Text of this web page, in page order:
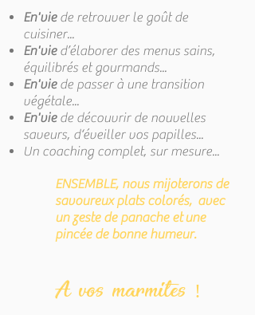
En'viede retrouver le goût de
cuisiner...
En'vied’élaborer des menus sains,
équilibrés et gourmands...
En'viede passer à une transition
végétale...
En'vie de découvrir de nouvelles
saveurs, d‘éveiller vos papilles...
Un coaching complet, sur mesure...
ENSEMBLE, nous mijoterons de
savoureux plats colorés, avec
un zeste de panache etune
pincée de bonne humeur.
A vos marmites !